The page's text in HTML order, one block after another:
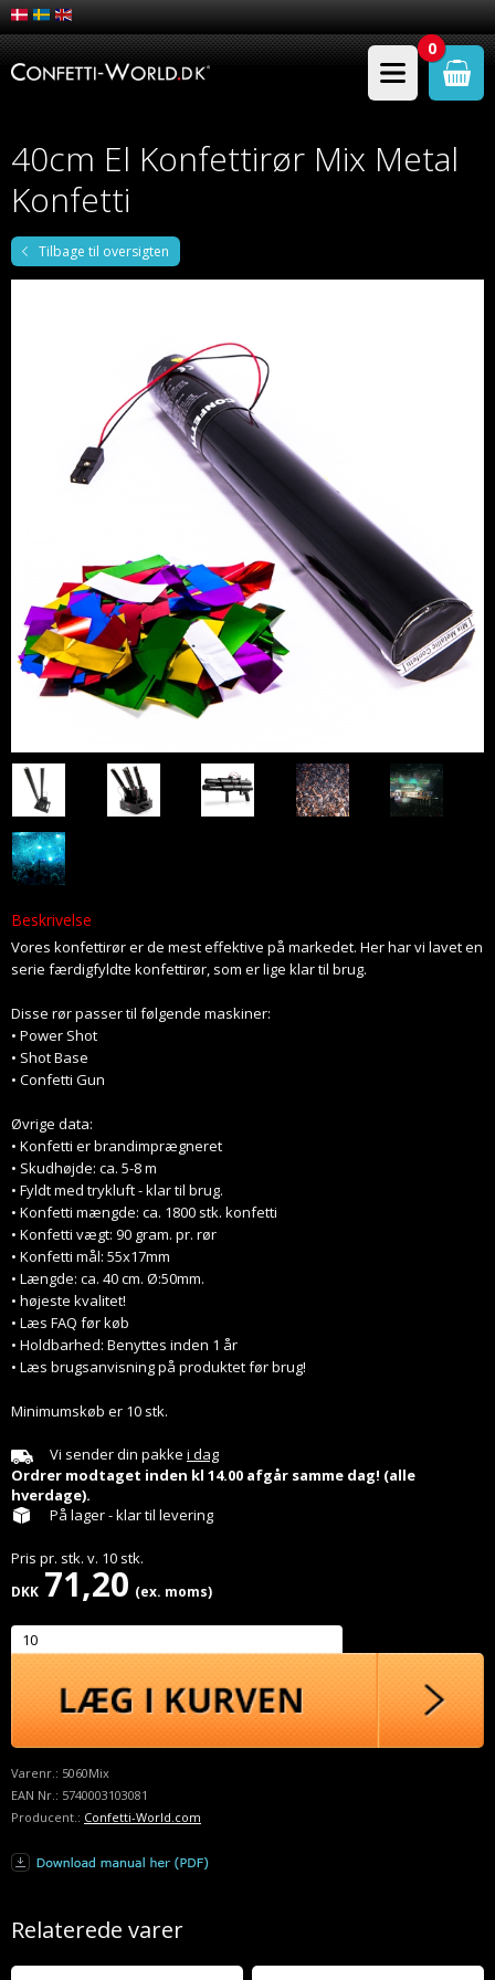
0
40cm El Konfettirør Mix Metal
Konfetti
Tilbage til oversigten
Beskrivelse
Vores konfettirør er de mest effektive på markedet. Her har vi lavet en
serie færdigfyldte konfettirør, som er lige klar til brug.
Disse rør passer til følgende maskiner:
• Power Shot
• Shot Base
• Confetti Gun
Øvrige data:
• Konfetti er brandimprægneret
• Skudhøjde: ca. 5-8 m
• Fyldt med trykluft - klar til brug.
• Konfetti mængde: ca. 1800 stk. konfetti
• Konfetti vægt: 90 gram. pr. rør
• Konfetti mål: 55x17mm
• Længde: ca. 40 cm. Ø:50mm.
• højeste kvalitet!
• Læs FAQ før køb
• Holdbarhed: Benyttes inden 1 år
• Læs brugsanvisning på produktet før brug!
Minimumskøb er 10 stk.
Vi sender din pakke i dag
Ordrer modtaget inden kl 14.00 afgår samme dag! (alle
hverdage).
På lager - klar til levering
Pris pr. stk. v. 10 stk.
DKK 71,20 (ex. moms)
Varenr.: 5060Mix
EAN Nr.: 5740003103081
Producent.: Confetti-World.com
Relaterede varer